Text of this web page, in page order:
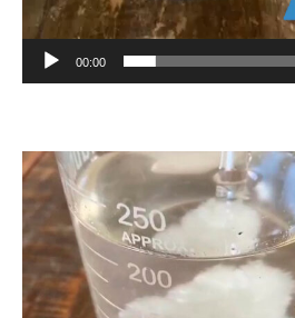
00:00